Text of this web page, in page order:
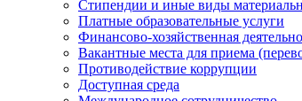
Стипендии и иные виды
Платные образовательные услуги
Финансово-хозяйственная
Вакантные места для приема
Противодействие коррупции
Доступная среда